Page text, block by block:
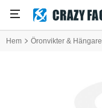
Hem Öronvikter & Hängare